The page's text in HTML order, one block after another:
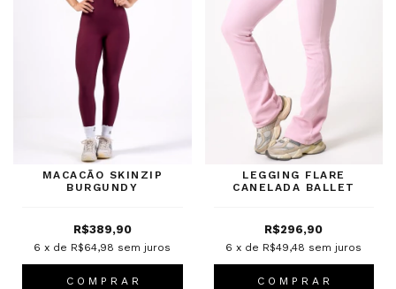
MACACÃO SKINZIP
BURGUNDY
R$389,90
6 x de R$64,98 sem juros
C O M P R A R
LEGGING FLARE
CANELADA BALLET
R$296,90
6 x de R$49,48 sem juros
C O M P R A R